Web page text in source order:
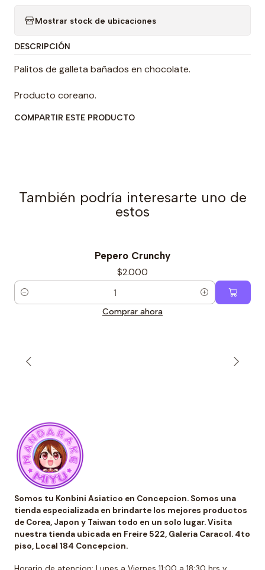
Mostrar stock de ubicaciones
DESCRIPCIÓN
Palitos de galleta bañados en chocolate.
Producto coreano.
COMPARTIR ESTE PRODUCTO
También podría interesarte uno de
estos
Pepero Crunchy
$2.000
Cantidad
Comprar ahora
Somos tu Konbini Asiatico en Concepcion. Somos una
tienda especializada en brindarte los mejores productos
de Corea, Japon y Taiwan todo en un solo lugar. Visita
nuestra tienda ubicada en Freire 522, Galeria Caracol. 4to
piso, Local 184 Concepcion.